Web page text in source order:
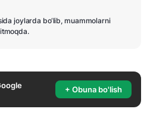
joylarda bo‘lib, muammolarni
+ Obuna bo'lish